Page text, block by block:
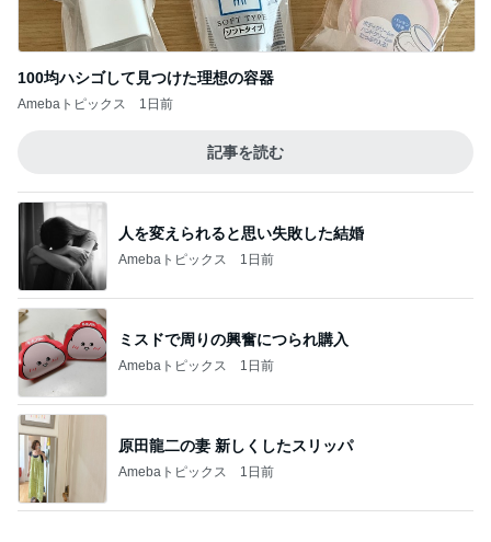
人を変えられると思い失敗した結婚
Amebaトピックス 1日前
Amebaトピックス 1日前
原田龍二の妻 新しくしたスリッパ
Amebaトピックス 1日前
晩酌の後に彼が注文したマック
Amebaトピックス 1日前